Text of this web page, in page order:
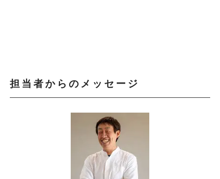
担当者からのメッセージ